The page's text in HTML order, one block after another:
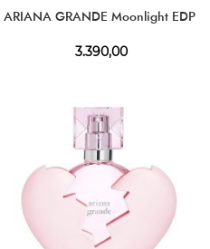
ARIANA GRANDE Moonlight EDP
3.390,00